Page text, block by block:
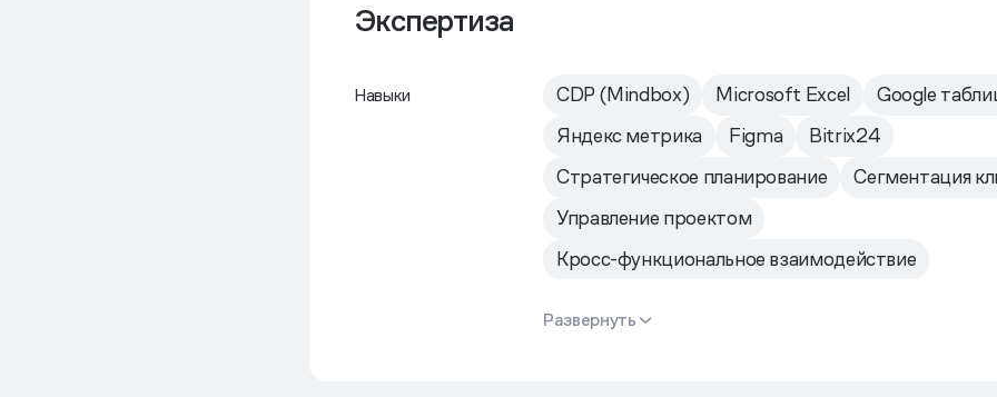
Экспертиза
Навыки CDP (Mindbox) Microsoft Excel
Google
Яндекс метрика
Figma
Bitrix24
Стратегическое планирование
Сегментация
Управление проектом
Кросс-функциональное взаимодействие
Развернуть